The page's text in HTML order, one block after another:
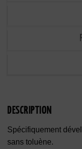
DESCRIPTION
Spécifiquement
sans toluène.